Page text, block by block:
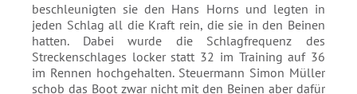
beschleunigten sie den Hans Horns und legten in
jeden Schlag all die Kraft rein, die sie in den Beinen
hatten. Dabei wurde die Schlagfrequenz des
Streckenschlages locker statt 32 im Training auf 36
im Rennen hochgehalten. Steuermann Simon Müller
schob das Boot zwar nicht mit den Beinen aber dafür